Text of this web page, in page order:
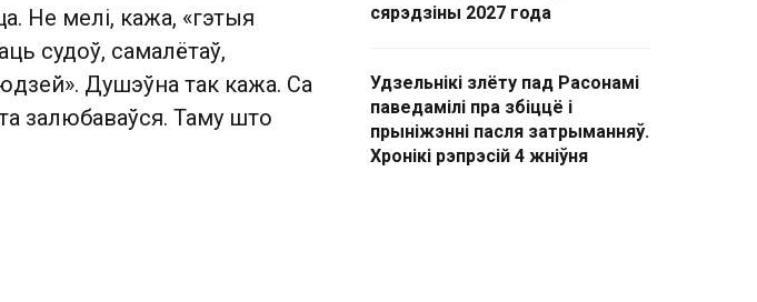
Не мелі, кажа, «гэтыя
судоў, самалётаў,
Душэўна так кажа. Са
залюбаваўся. Таму што
сярэдзіны 2027 года
Удзельнікі злёту пад Расонамі
паведамілі пра збіццё і
прыніжэнні пасля затрыманняў.
Хронікі рэпрэсій 4 жніўня